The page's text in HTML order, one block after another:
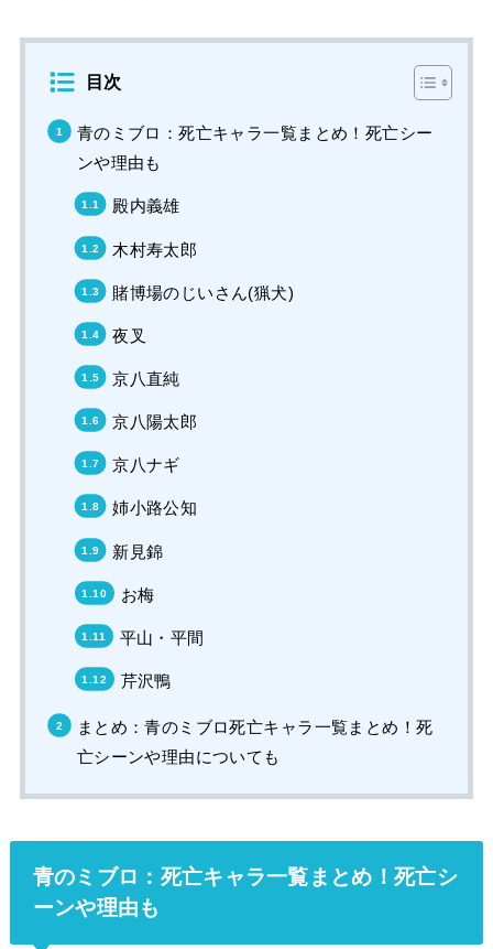
目次
青のミブロ：死亡キャラ一覧まとめ！死亡シー
ンや理由も
殿内義雄
木村寿太郎
賭博場のじいさん(猟犬)
夜叉
京八直純
京八陽太郎
京八ナギ
姉小路公知
新見錦
お梅
平山・平間
芹沢鴨
まとめ：青のミブロ死亡キャラ一覧まとめ！死
亡シーンや理由についても
青のミブロ：死亡キャラ一覧まとめ！死亡シ
ーンや理由も